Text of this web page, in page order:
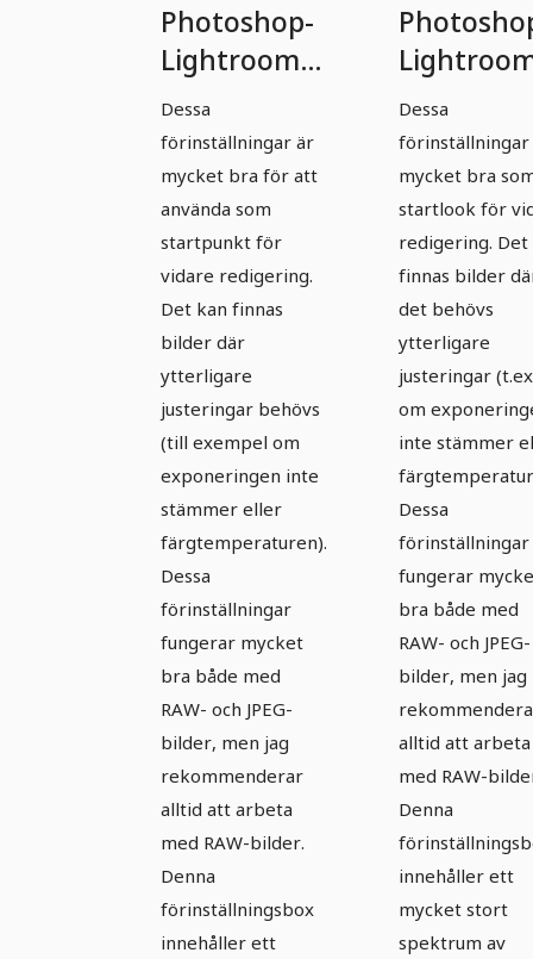
Photoshop-
Lightroom-
Presets -
Western-
Looks -
Paket 01
Photoshop-
Lightroom-
Presets -
Western-
Looks -
Paket 01
Dessa
förinställningar är
mycket bra för att
använda som
startpunkt för
vidare redigering.
Det kan finnas
bilder där
ytterligare
justeringar behövs
(till exempel om
exponeringen inte
stämmer eller
färgtemperaturen).
Dessa
förinställningar
fungerar mycket
bra både med
RAW- och JPEG-
bilder, men jag
rekommenderar
alltid att arbeta
med RAW-bilder.
Denna
förinställningsbox
innehåller ett
Presets -
Västern-
look -
02
Dessa
förinställningar
mycket bra
startlook för
redigering. Det
finnas bilder
det behövs
ytterligare
justeringar
om
inte stämmer
Dessa
förinställningar
fungerar
bra både med
RAW- och JPEG-
bilder, men jag
alltid att arbeta
med RAW-
Denna
innehåller ett
mycket stort
spektrum av